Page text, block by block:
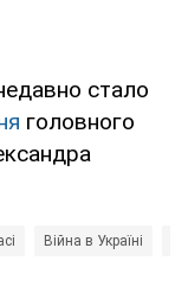
стало
головного
Війна в Україні